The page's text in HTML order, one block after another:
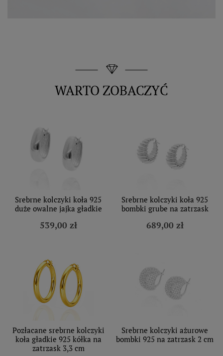
WARTO ZOBACZYĆ
Srebrne kolczyki koła 925
duże owalne jajka gładkie
539,00 zł
Srebrne kolczyki koła 925
bombki grube na zatrzask
689,00 zł
Pozłacane srebrne kolczyki
koła gładkie 925 kółka na
zatrzask 3,3 cm
Srebrne kolczyki ażurowe
bombki 925 na zatrzask 2 cm